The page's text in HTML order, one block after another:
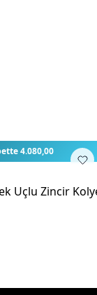
4.080,00
Uçlu Zincir